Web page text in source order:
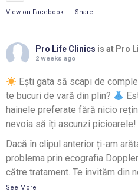
View on Facebook · Share
Pro Life Clinics is at Pro
2 weeks ago
Ești gata să scapi de
te bucuri de vară din plin?
hainele preferate fără nicio
nevoia să îți ascunzi picioarele!
Dacă în clipul anterior ți-am
problema prin ecografia
către tratament. Te invităm din
See More